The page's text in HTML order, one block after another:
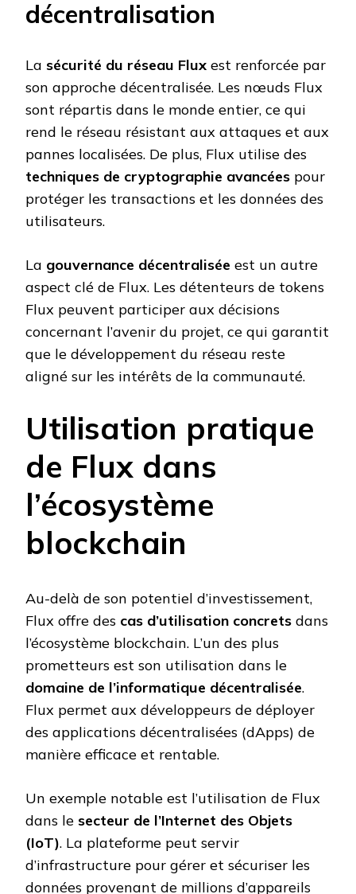
décentralisation
La sécurité du réseau Flux est renforcée par
son approche décentralisée. Les nœuds Flux
sont répartis dans le monde entier, ce qui
rend le réseau résistant aux attaques et aux
pannes localisées. De plus, Flux utilise des
techniques de cryptographie avancées pour
protéger les transactions et les données des
utilisateurs.
La gouvernance décentralisée est un autre
aspect clé de Flux. Les détenteurs de tokens
Flux peuvent participer aux décisions
concernant l’avenir du projet, ce qui garantit
que le développement du réseau reste
aligné sur les intérêts de la communauté.
Utilisation pratique
de Flux dans
l’écosystème
blockchain
Au-delà de son potentiel d’investissement,
Flux offre des cas d’utilisation concrets dans
l’écosystème blockchain. L’un des plus
prometteurs est son utilisation dans le
domaine de l’informatique décentralisée.
Flux permet aux développeurs de déployer
des applications décentralisées (dApps) de
manière efficace et rentable.
Un exemple notable est l’utilisation de Flux
dans le secteur de l’Internet des Objets
(IoT). La plateforme peut servir
d’infrastructure pour gérer et sécuriser les
données provenant de millions d’appareils